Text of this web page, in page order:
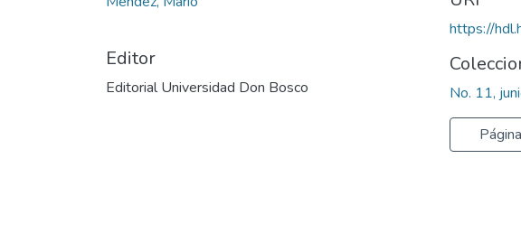
Editor
Editorial Universidad Don Bosco
https://
No. 11,